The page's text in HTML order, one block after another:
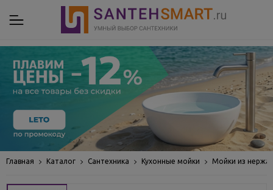
Главная Каталог Сантехника Кухонные мойки Мойки из